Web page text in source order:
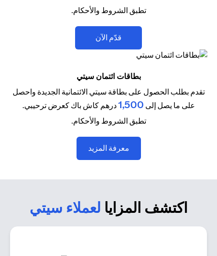
تطبق الشروط والأحكام.
قدّم الآن
بطاقات ائتمان سيتي
تقدم بطلب الحصول على بطاقة سيتي الائتمانية الجديدة واحصل
على ما يصل إلى 1,500درهم كاش باك كعرض ترحيبي.
تطبق الشروط والأحكام.
معرفة المزيد
اكتشف المزايا لعملاء سيتي